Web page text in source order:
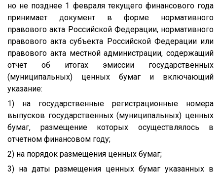
но не позднее 1 февраля текущего финансового года
принимает документ в форме нормативного
правового акта Российской Федерации, нормативного
правового акта субъекта Российской Федерации или
правового акта местной администрации, содержащий
отчет об итогах эмиссии государственных
(муниципальных) ценных бумаг и включающий
указание:
1) на государственные регистрационные номера
выпусков государственных (муниципальных) ценных
бумаг, размещение которых осуществлялось в
отчетном финансовом году;
2) на порядок размещения ценных бумаг;
3) на даты размещения ценных бумаг указанных в